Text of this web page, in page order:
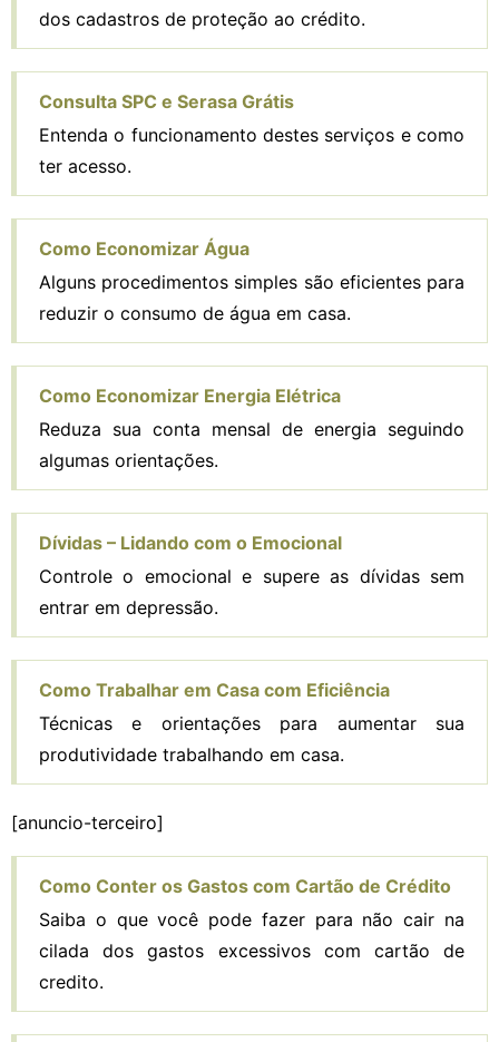
dos cadastros de proteção ao crédito.
Consulta SPC e Serasa Grátis
Entenda o funcionamento destes serviços e como
ter acesso.
Como Economizar Água
Alguns procedimentos simples são eficientes para
reduzir o consumo de água em casa.
Como Economizar Energia Elétrica
Reduza sua conta mensal de energia seguindo
algumas orientações.
Dívidas – Lidando com o Emocional
Controle o emocional e supere as dívidas sem
entrar em depressão.
Como Trabalhar em Casa com Eficiência
Técnicas e orientações para aumentar sua
produtividade trabalhando em casa.
[anuncio-terceiro]
Como Conter os Gastos com Cartão de Crédito
Saiba o que você pode fazer para não cair na
cilada dos gastos excessivos com cartão de
credito.